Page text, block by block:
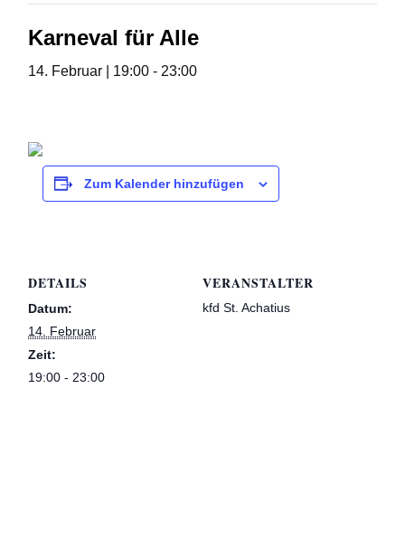
Karneval für Alle
14. Februar | 19:00 - 23:00
Zum Kalender hinzufügen
DETAILS
Datum:
14. Februar
Zeit:
19:00 - 23:00
VERANSTALTER
kfd St. Achatius